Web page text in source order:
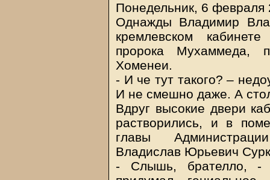
Понедельник, 6 февраля
Однажды Владимир
кремлевском
пророка Мухаммеда,
Хоменеи.
- И че тут такого? –
И не смешно даже. А
Вдруг высокие двери
растворились, и в
главы
Владислав Юрьевич
- Слышь, брателло, -